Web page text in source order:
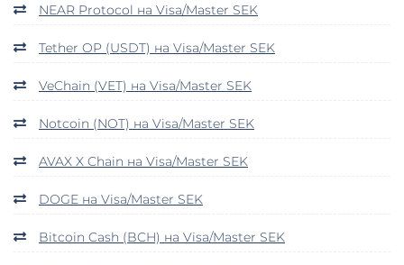
NEAR Protocol на Visa/Master SEK
Tether OP (USDT) на Visa/Master SEK
VeChain (VET) на Visa/Master SEK
Notcoin (NOT) на Visa/Master SEK
AVAX X Chain на Visa/Master SEK
DOGE на Visa/Master SEK
Bitcoin Cash (BCH) на Visa/Master SEK